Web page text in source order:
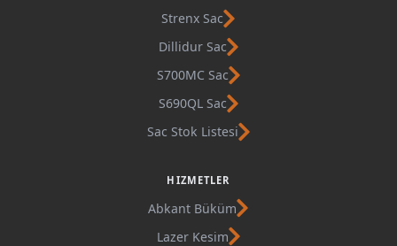
Strenx Sac
Dillidur Sac
S700MC Sac
S690QL Sac
Sac Stok Listesi
HIZMETLER
Abkant Büküm
Lazer Kesim